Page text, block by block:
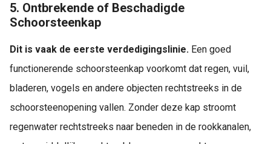
5. Ontbrekende of Beschadigde
Schoorsteenkap
Dit is vaak de eerste verdedigingslinie. Een goed
functionerende schoorsteenkap voorkomt dat regen, vuil,
bladeren, vogels en andere objecten rechtstreeks in de
schoorsteenopening vallen. Zonder deze kap stroomt
regenwater rechtstreeks naar beneden in de rookkanalen,